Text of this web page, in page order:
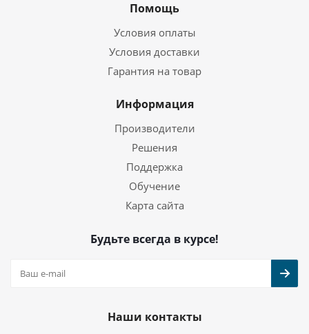
Помощь
Условия оплаты
Условия доставки
Гарантия на товар
Информация
Производители
Решения
Поддержка
Обучение
Карта сайта
Будьте всегда в курсе!
Наши контакты